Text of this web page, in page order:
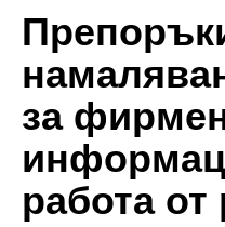
за
работа от